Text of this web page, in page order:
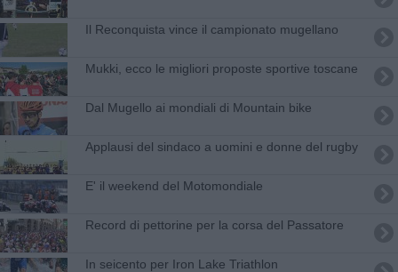
Il Reconquista vince il campionato mugellano
Mukki, ecco le migliori proposte sportive toscane
Dal Mugello ai mondiali di Mountain bike
Applausi del sindaco a uomini e donne del rugby
E' il weekend del Motomondiale
Record di pettorine per la corsa del Passatore
In seicento per Iron Lake Triathlon